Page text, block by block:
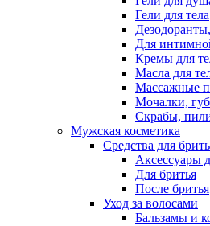
Гели для тела
Для
Кремы для
Масла для
Массажные
Мочалки,
Скрабы,
Мужская косметика
Средства для
Аксессуары
Для бритья
После бритья
Уход за волосами
Бальзамы и